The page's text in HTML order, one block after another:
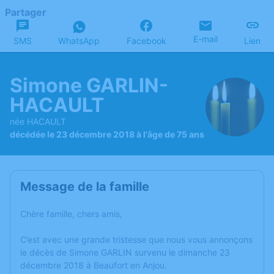
Partager
SMS WhatsApp Facebook E-mail Lien
Simone GARLIN-
HACAULT
née HACAULT
décédée le 23 décembre 2018 à l'âge de 75 ans
Message de la famille
Chère famille, chers amis,
C’est avec une grande tristesse que nous vous annonçons
le décès de Simone GARLIN survenu le dimanche 23
décembre 2018 à Beaufort en Anjou.